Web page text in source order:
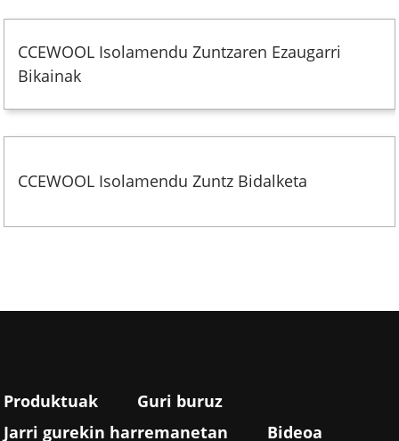
CCEWOOL Isolamendu Zuntzaren Ezaugarri
Bikainak
CCEWOOL Isolamendu Zuntz Bidalketa
Produktuak
Guri buruz
Jarri gurekin harremanetan
Bideoa